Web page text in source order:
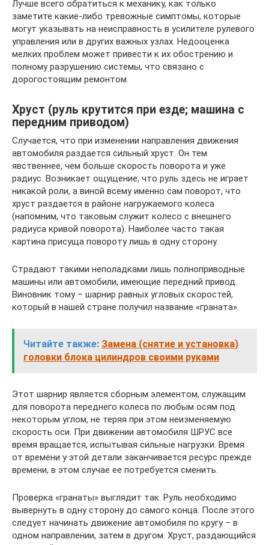
Лучше всего обратиться к механику, как только
заметите какие-либо тревожные симптомы, которые
могут указывать на неисправность в усилителе рулевого
управления или в других важных узлах. Недооценка
мелких проблем может привести к их обострению и
полному разрушению системы, что связано с
дорогостоящим ремонтом.
Хруст (руль крутится при езде; машина с
передним приводом)
Случается, что при изменении направления движения
автомобиля раздается сильный хруст. Он тем
явственнее, чем больше скорость поворота и уже
радиус. Возникает ощущение, что руль здесь не играет
никакой роли, а виной всему именно сам поворот, что
хруст раздается в районе нагружаемого колеса
(напомним, что таковым служит колесо с внешнего
радиуса кривой поворота). Наиболее часто такая
картина присуща повороту лишь в одну сторону.
Страдают такими неполадками лишь полноприводные
машины или автомобили, имеющие передний привод.
Виновник тому – шарнир равных угловых скоростей,
который в нашей стране получил название «граната».
Читайте также: Замена (снятие и установка)
головки блока цилиндров своими руками
Этот шарнир является сборным элементом, служащим
для поворота переднего колеса по любым осям под
некоторым углом, не теряя при этом неизменяемую
скорость оси. При движении автомобиля ШРУС все
время вращается, испытывая сильные нагрузки. Время
от времени у этой детали заканчивается ресурс прежде
времени, в этом случае ее потребуется сменить.
Проверка «гранаты» выглядит так. Руль необходимо
вывернуть в одну сторону до самого конца. После этого
следует начинать движение автомобиля по кругу – в
одном направлении, затем в другом. Хруст, раздающийся